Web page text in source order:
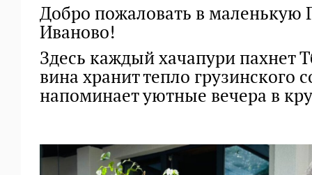
Добро пожаловать в маленькую
Иваново!
Здесь каждый хачапури пахнет
вина хранит тепло грузинского
напоминает уютные вечера в